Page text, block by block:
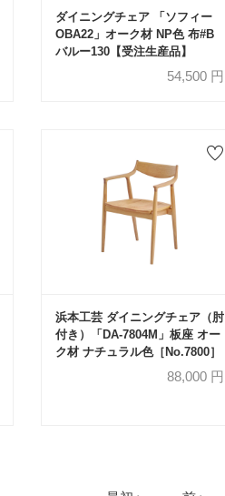
ダイニングチェア 「ソフィー
OBA22」オーク材 NP色 布#B
バルー130【受注生産品】
54,500円
浜本工芸 ダイニングチェア（肘
付き）「DA-7804M」板座 オー
ク材 ナチュラル色［No.7800］
88,000円